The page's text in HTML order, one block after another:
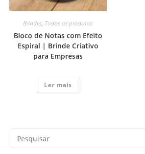
Brindes, Todos os produtos
Bloco de Notas com Efeito
Espiral | Brinde Criativo
para Empresas
Ler mais